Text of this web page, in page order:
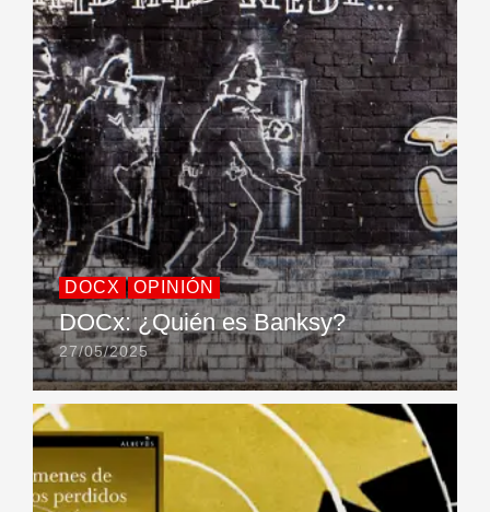
DOCX OPINIÓN
DOCx: ¿Quién es Banksy?
27/05/2025